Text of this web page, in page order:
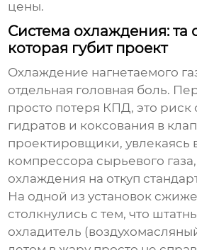
цены.
Система охлаждения: та
которая губит проект
Охлаждение нагнетаемого
отдельная головная боль.
просто потеря КПД, это риск
гидратов и коксования в
проектировщики, увлекаясь
компрессора сырьевого газа
охлаждения на откуп
На одной из установок
столкнулись с тем, что
охладитель